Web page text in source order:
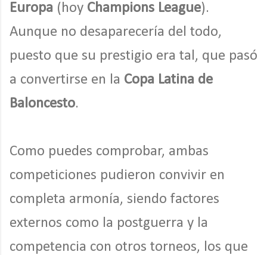
Europa (hoy Champions League).
Aunque no desaparecería del todo,
puesto que su prestigio era tal, que pasó
a convertirse en la Copa Latina de
Baloncesto.
Como puedes comprobar, ambas
competiciones pudieron convivir en
completa armonía, siendo factores
externos como la postguerra y la
competencia con otros torneos, los que